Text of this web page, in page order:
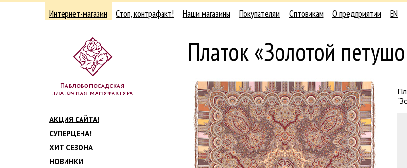
Интернет-магазин Стоп, контрафакт! Наши магазины Покупателям Оптовикам О предприятии EN
АКЦИЯ САЙТА!
СУПЕРЦЕНА!
ХИТ СЕЗОНА
НОВИНКИ
Платок «Золотой